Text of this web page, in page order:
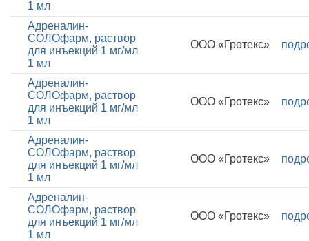
1 мл
Адреналин-
СОЛОфарм, раствор
для инъекций 1 мг/мл
1 мл
ООО «Гротекс»
Адреналин-
СОЛОфарм, раствор
для инъекций 1 мг/мл
1 мл
ООО «Гротекс»
Адреналин-
СОЛОфарм, раствор
для инъекций 1 мг/мл
1 мл
ООО «Гротекс»
Адреналин-
СОЛОфарм, раствор
для инъекций 1 мг/мл
1 мл
ООО «Гротекс»